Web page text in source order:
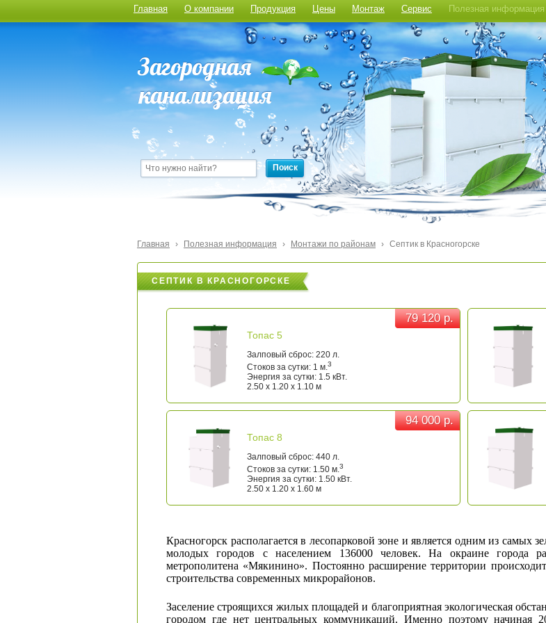
Главная О компании Продукция Цены Монтаж Сервис Полезная информация
Поиск
Главная › Полезная информация › Монтажи по районам › Септик в Красногорске
СЕПТИК В КРАСНОГОРСКЕ
79 120 р.
79 120 р.
Топас 5
Залповый сброс: 220 л.
Стоков за сутки: 1 м.3
Энергия за сутки: 1.5 кВт.
2.50 x 1.20 x 1.10 м
94 000 р.
94 000 р.
Топас 8
Залповый сброс: 440 л.
Стоков за сутки: 1.50 м.3
Энергия за сутки: 1.50 кВт.
2.50 x 1.20 x 1.60 м
Красногорск располагается в лесопарковой зоне и является одним из
молодых городов с населением 136000 человек. На окраине города
метрополитена «Мякинино». Постоянно расширение территории
строительства современных микрорайонов.
Заселение строящихся жилых площадей и благоприятная экологическая
городом где нет центральных коммуникаций. Именно поэтому начиная